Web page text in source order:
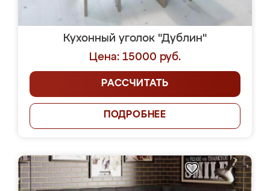
Кухонный уголок "Дублин"
Цена: 15000 руб.
РАССЧИТАТЬ
ПОДРОБНЕЕ